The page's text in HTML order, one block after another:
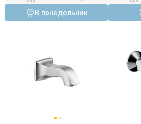
В понедельник